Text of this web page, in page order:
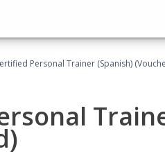
Personal Trainer (Spanish)